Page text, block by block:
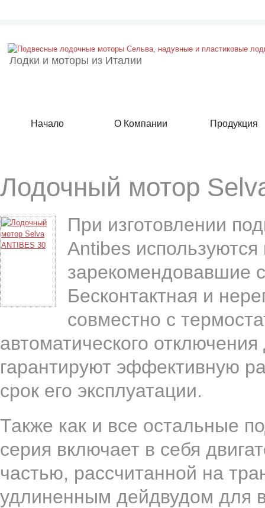
Лодки и моторы из Италии
Начало О Компании Продукция
Лодочный мотор
При изготовлении
Antibes
зарекомендовавшие
Бесконтактная и
совместно с
автоматического
гарантируют эффективную
срок его эксплуатации.
Также как и все остальные
серия включает в себя
частью, рассчитанной на
удлиненным дейдвудом для